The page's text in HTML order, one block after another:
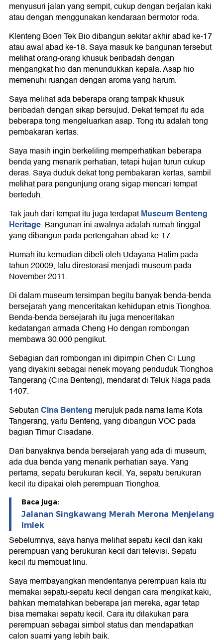
menyusuri jalan yang sempit, cukup dengan berjalan kaki
atau dengan menggunakan kendaraan bermotor roda.
Klenteng Boen Tek Bio dibangun sekitar akhir abad ke-17
atau awal abad ke-18. Saya masuk ke bangunan tersebut
melihat orang-orang khusuk beribadah dengan
mengangkat hio dan menundukkan kepala. Asap hio
memenuhi ruangan dengan aroma yang harum.
Saya melihat ada beberapa orang tampak khusuk
beribadah dengan sikap bersujud. Dekat tempat itu ada
beberapa tong mengeluarkan asap. Tong itu adalah tong
pembakaran kertas.
Saya masih ingin berkeliling memperhatikan beberapa
benda yang menarik perhatian, tetapi hujan turun cukup
deras. Saya duduk dekat tong pembakaran kertas, sambil
melihat para pengunjung orang sigap mencari tempat
berteduh.
Tak jauh dari tempat itu juga terdapatMuseum Benteng
Heritage. Bangunan ini awalnya adalah rumah tinggal
yang dibangun pada pertengahan abad ke-17.
Rumah itu kemudian dibeli oleh Udayana Halim pada
tahun 20009, lalu direstorasi menjadi museum pada
November 2011.
Di dalam museum tersimpan begitu banyak benda-benda
bersejarah yang menceritakan kehidupan etnis Tionghoa.
Benda-benda bersejarah itu juga menceritakan
kedatangan armada Cheng Ho dengan rombongan
membawa 30.000 pengikut.
Sebagian dari rombongan ini dipimpin Chen Ci Lung
yang diyakini sebagai nenek moyang penduduk Tionghoa
Tangerang (Cina Benteng), mendarat di Teluk Naga pada
1407.
SebutanCina Benteng merujuk pada nama lama Kota
Tangerang, yaitu Benteng, yang dibangun VOC pada
bagian Timur Cisadane.
Dari banyaknya benda bersejarah yang ada di museum,
ada dua benda yang menarik perhatian saya. Yang
pertama, sepatu berukuran kecil. Ya, sepatu berukuran
kecil itu dipakai oleh perempuan Tionghoa.
Baca juga:
Jalanan Singkawang Merah Merona Menjelang
Imlek
Sebelumnya, saya hanya melihat sepatu kecil dan kaki
perempuan yang berukuran kecil dari televisi. Sepatu
kecil itu membuat linu.
Saya membayangkan menderitanya perempuan kala itu
memakai sepatu-sepatu kecil dengan cara mengikat kaki,
bahkan mematahkan beberapa jari mereka, agar tetap
bisa memakai sepatu kecil. Cara itu dilakukan para
perempuan sebagai simbol status dan mendapatkan
calon suami yang lebih baik.